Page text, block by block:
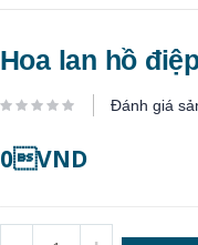
Hoa lan hồ
Đánh giá
0VND